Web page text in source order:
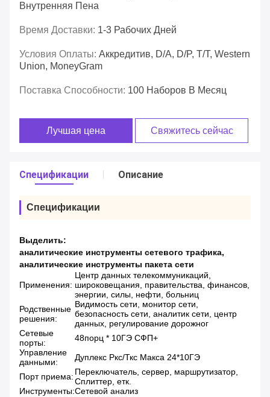
Внутренняя Пена
Время Доставки: 1-3 Рабочих Дней
Условия Оплаты: Аккредитив, D/A, D/P, T/T, Western
Union, MoneyGram
Поставка Способности: 100 Наборов В Месяц
Лучшая цена Свяжитесь сейчас
Спецификации Описание
Спецификации
Выделить:
аналитические инструменты сетевого трафика,
аналитические инструменты пакета сети
Применения:
Центр данных телекоммуникаций,
широковещания, правительства, финансов,
энергии, силы, нефти, больниц
Родственные
решения:
Видимость сети, монитор сети,
безопасность сети, аналитик сети, центр
данных, регулирование дорожног
Сетевые
порты:
48порц * 10ГЭ СФП+
Управление
данными:
Дуплекс Ркс/Ткс Макса 24*10ГЭ
Порт приема: Переключатель, сервер, маршрутизатор,
Сплиттер, етк.
Инструменты:Сетевой анализ